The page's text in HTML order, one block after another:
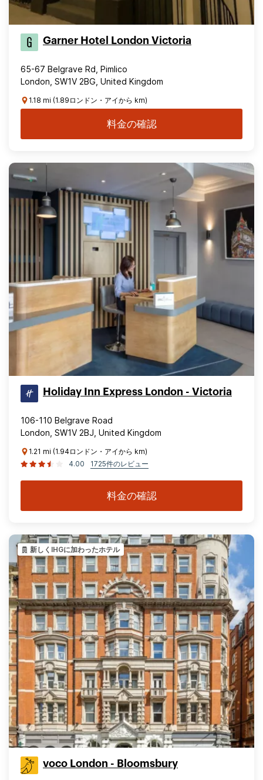
Garner Hotel London Victoria
65-67 Belgrave Rd, Pimlico
London, SW1V 2BG, United Kingdom
1.18 mi (1.89ロンドン・アイから km)
料金の確認
Holiday Inn Express London - Victoria
106-110 Belgrave Road
London, SW1V 2BJ, United Kingdom
1.21 mi (1.94ロンドン・アイから km)
4.00
1725件のレビュー
料金の確認
新しくIHGに加わったホテル
voco London - Bloomsbury